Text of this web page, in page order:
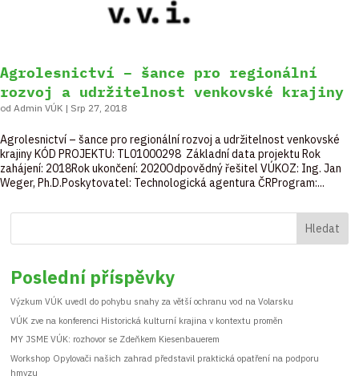
Agrolesnictví – šance pro regionální
rozvoj a udržitelnost venkovské krajiny
od Admin VÚK | Srp 27, 2018
Agrolesnictví – šance pro regionální rozvoj a udržitelnost venkovské
krajiny KÓD PROJEKTU: TL01000298 Základní data projektu Rok
zahájení: 2018Rok ukončení: 2020Odpovědný řešitel VÚKOZ: Ing. Jan
Weger, Ph.D.Poskytovatel: Technologická agentura ČRProgram:...
Hledat
Poslední příspěvky
Výzkum VÚK uvedl do pohybu snahy za větší ochranu vod na Volarsku
VÚK zve na konferenci Historická kulturní krajina v kontextu proměn
MY JSME VÚK: rozhovor se Zdeňkem Kiesenbauerem
Workshop Opylovači našich zahrad představil praktická opatření na podporu
hmyzu